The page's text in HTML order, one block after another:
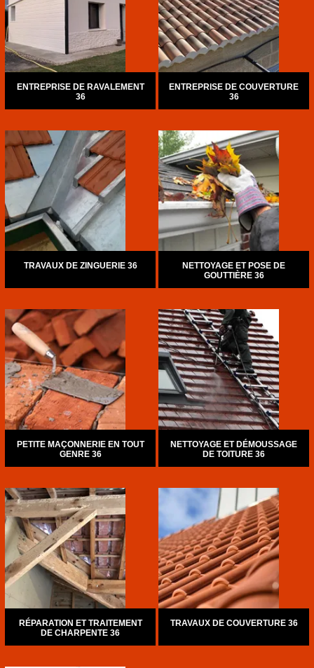
ENTREPRISE DE RAVALEMENT
36
ENTREPRISE DE COUVERTURE
36
TRAVAUX DE ZINGUERIE 36
NETTOYAGE ET POSE DE
GOUTTIÈRE 36
PETITE MAÇONNERIE EN TOUT
GENRE 36
NETTOYAGE ET DÉMOUSSAGE
DE TOITURE 36
RÉPARATION ET TRAITEMENT
DE CHARPENTE 36
TRAVAUX DE COUVERTURE 36